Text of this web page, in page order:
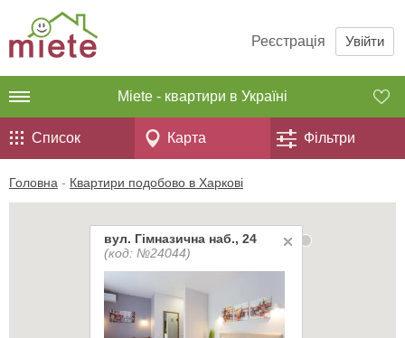
Реєстрація Увійти
Miete - квартири в Україні
Список Карта Фільтри
Головна - Квартири подобово в Харкові
вул. Гімназична наб., 24
(код: №24044)